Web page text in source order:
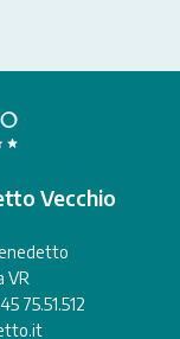
Vecchio
VR
75.51.512